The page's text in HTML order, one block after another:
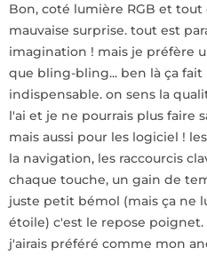
Bon, coté lumière RGB et tout
mauvaise surprise. tout est
imagination ! mais je préfère
que bling-bling... ben là ça fait
indispensable. on sens la
l'ai et je ne pourrais plus faire
mais aussi pour les logiciel !
la navigation, les raccourcis
chaque touche, un gain de
juste petit bémol (mais ça ne
étoile) c'est le repose
j'airais préféré comme mon